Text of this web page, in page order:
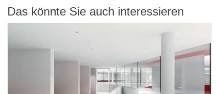
Das könnte Sie auch interessieren